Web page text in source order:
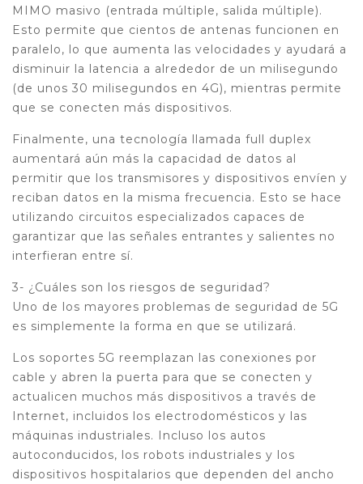
MIMO masivo (entrada múltiple, salida múltiple).
Esto permite que cientos de antenas funcionen en
paralelo, lo que aumenta las velocidades y ayudará a
disminuir la latencia a alrededor de un milisegundo
(de unos 30 milisegundos en 4G), mientras permite
que se conecten más dispositivos.
Finalmente, una tecnología llamada full duplex
aumentará aún más la capacidad de datos al
permitir que los transmisores y dispositivos envíen y
reciban datos en la misma frecuencia. Esto se hace
utilizando circuitos especializados capaces de
garantizar que las señales entrantes y salientes no
interfieran entre sí.
3- ¿Cuáles son los riesgos de seguridad?
Uno de los mayores problemas de seguridad de 5G
es simplemente la forma en que se utilizará.
Los soportes 5G reemplazan las conexiones por
cable y abren la puerta para que se conecten y
actualicen muchos más dispositivos a través de
Internet, incluidos los electrodomésticos y las
máquinas industriales. Incluso los autos
autoconducidos, los robots industriales y los
dispositivos hospitalarios que dependen del ancho